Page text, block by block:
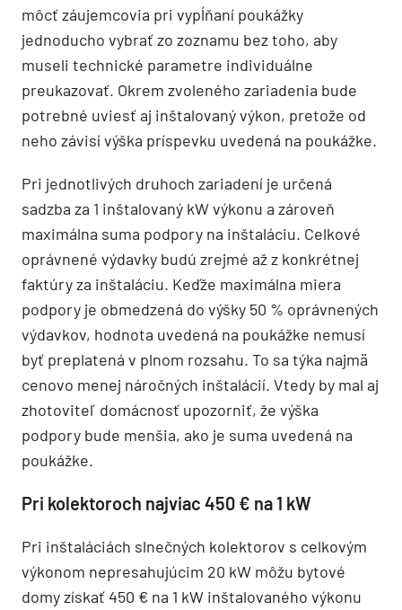
môcť záujemcovia pri vypĺňaní poukážky
jednoducho vybrať zo zoznamu bez toho, aby
museli technické parametre individuálne
preukazovať. Okrem zvoleného zariadenia bude
potrebné uviesť aj inštalovaný výkon, pretože od
neho závisí výška príspevku uvedená na poukážke.
Pri jednotlivých druhoch zariadení je určená
sadzba za 1 inštalovaný kW výkonu a zároveň
maximálna suma podpory na inštaláciu. Celkové
oprávnené výdavky budú zrejmé až z konkrétnej
faktúry za inštaláciu. Keďže maximálna miera
podpory je obmedzená do výšky 50 % oprávnených
výdavkov, hodnota uvedená na poukážke nemusí
byť preplatená v plnom rozsahu. To sa týka najmä
cenovo menej náročných inštalácií. Vtedy by mal aj
zhotoviteľ domácnosť upozorniť, že výška
podpory bude menšia, ako je suma uvedená na
poukážke.
Pri kolektoroch najviac 450 € na 1 kW
Pri inštaláciách slnečných kolektorov s celkovým
výkonom nepresahujúcim 20 kW môžu bytové
domy získať 450 € na 1 kW inštalovaného výkonu